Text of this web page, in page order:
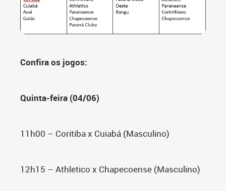
Confira os jogos:
Quinta-feira (04/06)
11h00 – Coritiba x Cuiabá (Masculino)
12h15 – Athletico x Chapecoense (Masculino)